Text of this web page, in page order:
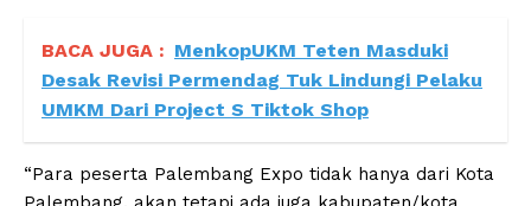
BACA JUGA : MenkopUKM Teten Masduki
Desak Revisi Permendag Tuk Lindungi Pelaku
UMKM Dari Project S Tiktok Shop
“Para peserta Palembang Expo tidak hanya dari Kota